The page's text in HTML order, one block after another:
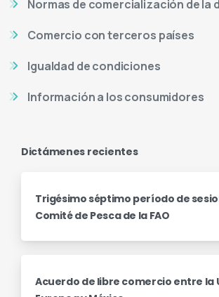
Normas de comercialización de la
Comercio con terceros países
Igualdad de condiciones
Información a los consumidores
Dictámenes recientes
Trigésimo séptimo período de
Comité de Pesca de la FAO
Acuerdo de libre comercio entre la